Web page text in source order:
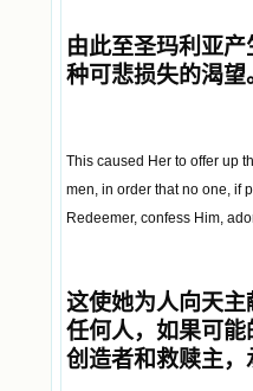
由此至圣玛利亚
种可悲损失的渴望
This caused Her to offer up
men, in order that no one, if
Redeemer, confess Him,
这使她为人向天
任何人，如果可
创造者和救赎主